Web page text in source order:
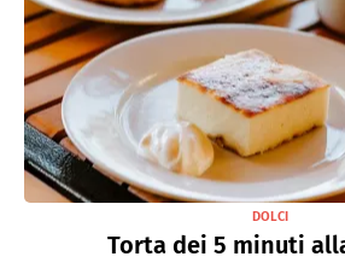
DOLCI
Torta dei 5 minuti